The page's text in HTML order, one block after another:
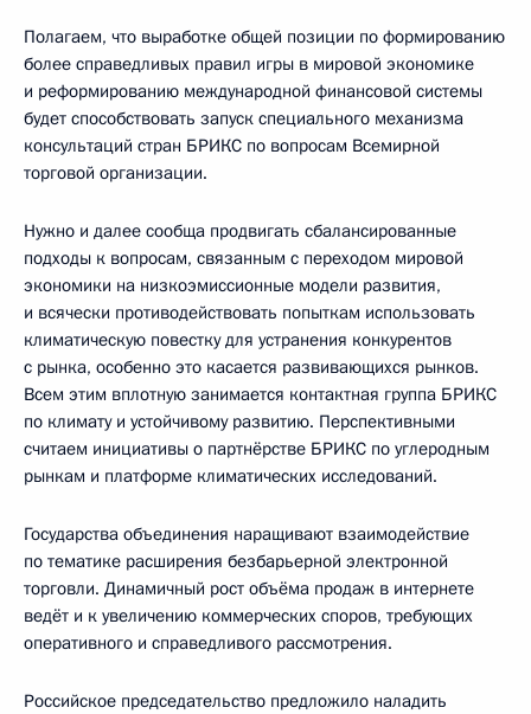
Полагаем, что выработке общей позиции по формированию
более справедливых правил игры в мировой экономике
и реформированию международной финансовой системы
будет способствовать запуск специального механизма
консультаций стран БРИКС по вопросам Всемирной
торговой организации.
Нужно и далее сообща продвигать сбалансированные
подходы к вопросам, связанным с переходом мировой
экономики на низкоэмиссионные модели развития,
и всячески противодействовать попыткам использовать
климатическую повестку для устранения конкурентов
с рынка, особенно это касается развивающихся рынков.
Всем этим вплотную занимается контактная группа БРИКС
по климату и устойчивому развитию. Перспективными
считаем инициативы о партнёрстве БРИКС по углеродным
рынкам и платформе климатических исследований.
Государства объединения наращивают взаимодействие
по тематике расширения безбарьерной электронной
торговли. Динамичный рост объёма продаж в интернете
ведёт и к увеличению коммерческих споров, требующих
оперативного и справедливого рассмотрения.
Российское председательство предложило наладить